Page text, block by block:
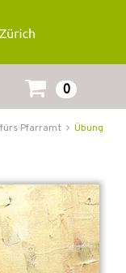
0
Pfarramt
Übung